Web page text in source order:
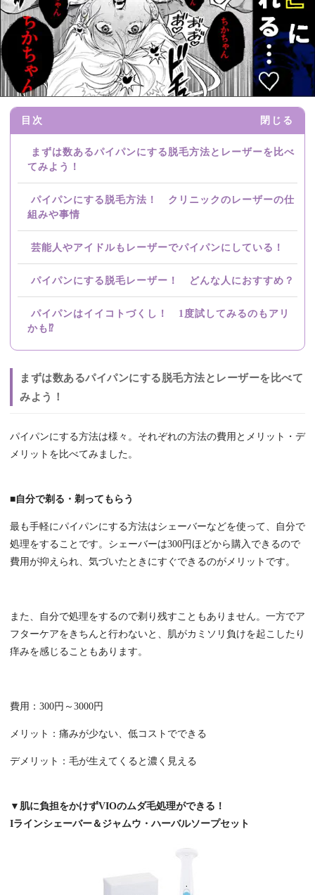
目次 閉じる
まずは数あるパイパンにする脱毛方法とレーザーを比べ
てみよう！
パイパンにする脱毛方法！ クリニックのレーザーの仕
組みや事情
芸能人やアイドルもレーザーでパイパンにしている！
パイパンにする脱毛レーザー！ どんな人におすすめ？
パイパンはイイコトづくし！ 1度試してみるのもアリ
かも⁉
まずは数あるパイパンにする脱毛方法とレーザーを比べて
みよう！
パイパンにする方法は様々。それぞれの方法の費用とメリット・デ
メリットを比べてみました。
■自分で剃る・剃ってもらう
最も手軽にパイパンにする方法はシェーバーなどを使って、自分で
処理をすることです。シェーバーは300円ほどから購入できるので
費用が抑えられ、気づいたときにすぐできるのがメリットです。
また、自分で処理をするので剃り残すこともありません。一方でア
フターケアをきちんと行わないと、肌がカミソリ負けを起こしたり
痒みを感じることもあります。
費用：300円～3000円
メリット：痛みが少ない、低コストでできる
デメリット：毛が生えてくると濃く見える
▼肌に負担をかけずVIOのムダ毛処理ができる！
Iラインシェーバー＆ジャムウ・ハーバルソープセット